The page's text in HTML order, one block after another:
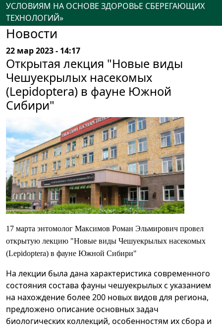
УСЛОВИЯМ НА ОСНОВЕ ЗДОРОВЬЕ СБЕРЕГАЮЩИХ
ТЕХНОЛОГИЙ»
Новости
22 мар 2023 - 14:17
Открытая лекция "Новые виды
Чешуекрылых насекомых
(Lepidoptera) в фауне Южной
Сибири"
17 марта энтомолог Максимов Роман Эльмирович провел
открытую лекцию "Новые виды Чешуекрылых насекомых
(Lepidoptera) в фауне Южной Сибири"
На лекции была дана характеристика современного
состояния состава фауны чешуекрылых с указанием
на нахождение более 200 новых видов для региона,
предложено описание основных задач
биологических коллекций, особенностям их сбора и